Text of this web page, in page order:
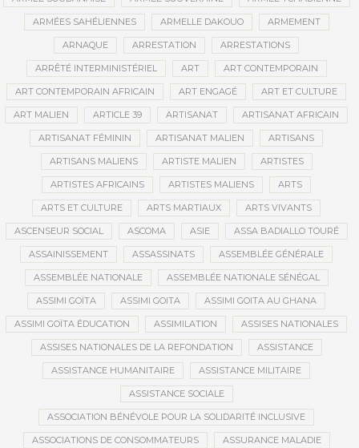
ARMÉES SAHÉLIENNES ARMELLE DAKOUO ARMEMENT
ARNAQUE ARRESTATION ARRESTATIONS
ARRÊTÉ INTERMINISTÉRIEL ART ART CONTEMPORAIN
ART CONTEMPORAIN AFRICAIN ART ENGAGÉ ART ET CULTURE
ART MALIEN ARTICLE 39 ARTISANAT ARTISANAT AFRICAIN
ARTISANAT FÉMININ ARTISANAT MALIEN ARTISANS
ARTISANS MALIENS ARTISTE MALIEN ARTISTES
ARTISTES AFRICAINS ARTISTES MALIENS ARTS
ARTS ET CULTURE ARTS MARTIAUX ARTS VIVANTS
ASCENSEUR SOCIAL ASCOMA ASIE ASSA BADIALLO TOURÉ
ASSAINISSEMENT ASSASSINATS ASSEMBLÉE GÉNÉRALE
ASSEMBLÉE NATIONALE ASSEMBLÉE NATIONALE SÉNÉGAL
ASSIMI GOÏTA ASSIMI GOITA ASSIMI GOITA AU GHANA
ASSIMI GOÏTA ÉDUCATION ASSIMILATION ASSISES NATIONALES
ASSISES NATIONALES DE LA REFONDATION ASSISTANCE
ASSISTANCE HUMANITAIRE ASSISTANCE MILITAIRE
ASSISTANCE SOCIALE
ASSOCIATION BÉNÉVOLE POUR LA SOLIDARITÉ INCLUSIVE
ASSOCIATIONS DE CONSOMMATEURS ASSURANCE MALADIE